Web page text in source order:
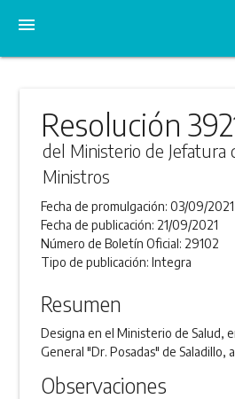
menu
Resolución
del Ministerio de Jefatura
Ministros
Fecha de promulgación:03/09/2021
Fecha de publicación: 21/09/2021
Número de Boletín Oficial: 29102
Tipo de publicación:Integra
Resumen
Designa en el Ministerio de Salud,
General "Dr. Posadas" de Saladillo,
Observaciones